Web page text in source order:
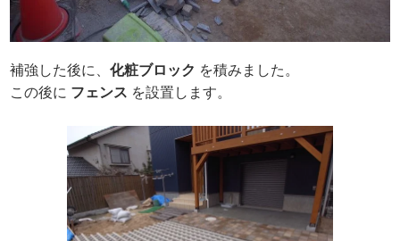
補強した後に、化粧ブロック を積みました。
この後に フェンス を設置します。